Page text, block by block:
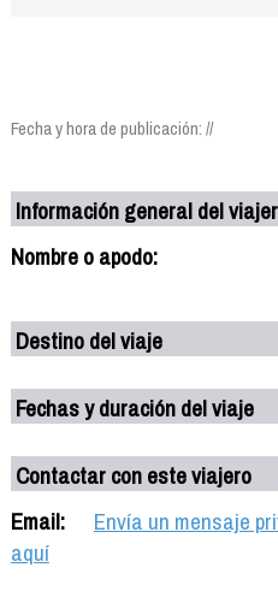
Fecha y hora de publicación: //
Información general del
Nombre o apodo:
Destino del viaje
Fechas y duración del viaje
Contactar con este viajero
Email:
Envía un mensaje
aquí